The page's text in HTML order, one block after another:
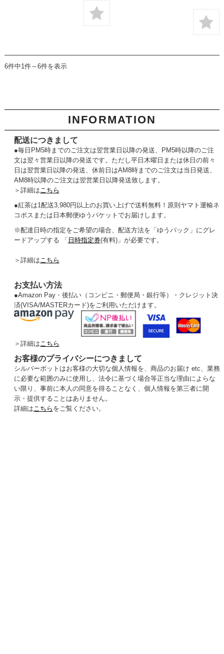
6件中1件～6件を表示
INFORMATION
配送につきまして
●毎日PM5時までのご注文は翌営業日以降の発送、PM5時以降のご注
文は翌々営業日以降の発送です。ただし平日木曜日または休日の前々
日は翌営業日以降の発送、休前日はAM8時までのご注文は当日発送、
AM8時以降のご注文は翌営業日以降発送致します。
＞詳細はこちら
●紅茶は1配送3,980円以上のお買い上げで送料無料！原則ヤマト運輸ネ
コポスまたは日本郵便ゆうパケットでお届けします。
※配達日時の指定をご希望の場合、配送方法を「ゆうパック」にグレ
ードアップする 「 日時指定券(有料)」が必要です。
＞詳細はこちら
お支払い方法
●Amazon Pay・後払い（コンビニ・郵便局・銀行等）・クレジット決
済(VISA/MASTERカード)をご利用いただけます。
＞詳細は こちら
お客様のプライバシーにつきまして
シルバーポットはお客様の大切な個人情報を、商品のお届け etc、業務
に必要な範囲のみに使用し、法令に基づく場合等正当な理由によらな
い限り、事前に本人の同意を得ることなく、個人情報を第三者に開
示・提供することはありません。
詳細は こちら をご覧ください。